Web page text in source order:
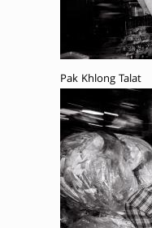
Pak Khlong Talat